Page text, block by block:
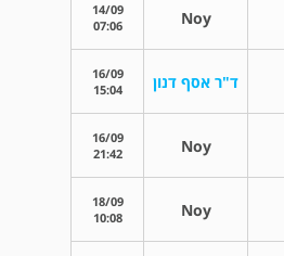
Noy
14/09
07:06
ד"ר אסף דנון
16/09
15:04
Noy
16/09
21:42
Noy
18/09
10:08